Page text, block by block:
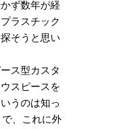
ず数年が経
ラスチック
そうと思い
ス型カスタ
スピースを
うのは知っ
、これに外